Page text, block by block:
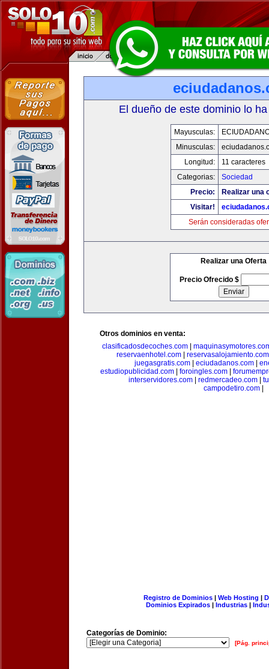
El dueño de este dominio lo
Mayusculas:
Minusculas:
Longitud:
11 caracteres
Categorias:
Sociedad
Precio:
Realizar una
Visitar!
Serán consideradas
Realizar una Oferta
Precio Ofrecido $
Otros dominios en venta:
clasificadosdecoches.com
reservaenhotel.com| reservasalojamiento.com
juegasgratis.com
eciudadanos.com
estudiopublicidad.com| foroingles.com|
interservidores.com
redmercadeo.com
campodetiro.com
Registro de Dominios| Web Hosting |
Dominios Expirados | Industrias |
Categorías de Dominio:
[Pág.